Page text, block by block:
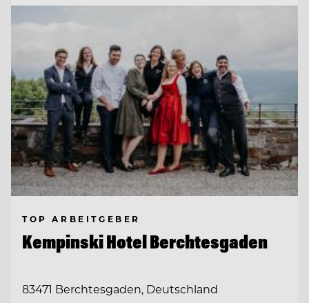
TOP ARBEITGEBER
Kempinski Hotel Berchtesgaden
83471 Berchtesgaden, Deutschland